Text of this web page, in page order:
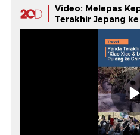
Video: Melepas
Terakhir Jepang ke